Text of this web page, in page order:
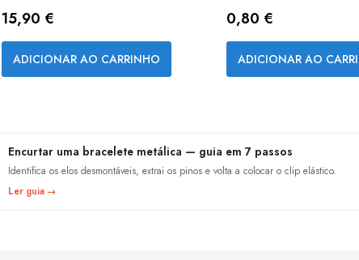
Preço
15,90 €
ADICIONAR AO CARRINHO
Preço
0,80 €
ADICIONAR AO
Encurtar uma bracelete metálica — guia em 7 passos
Identifica os elos desmontáveis, extrai os pinos e volta a colocar o clip elástico.
Ler guia →